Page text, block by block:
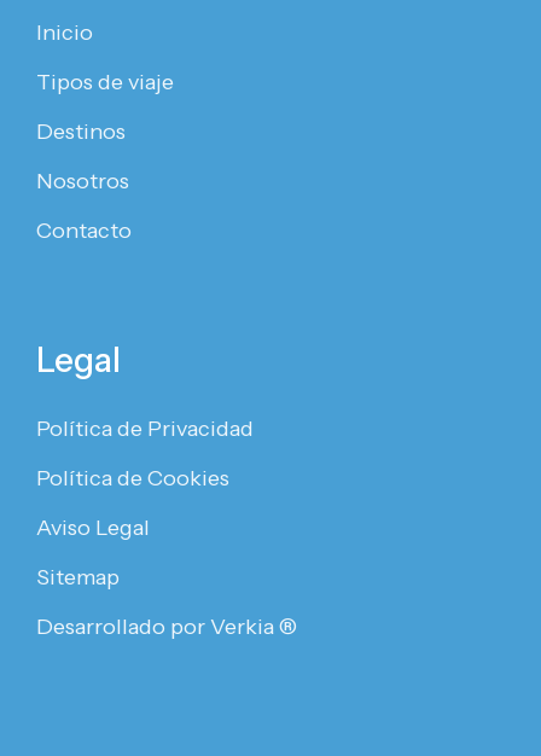
Inicio
Tipos de viaje
Destinos
Nosotros
Contacto
Legal
Política de Privacidad
Política de Cookies
Aviso Legal
Sitemap
Desarrollado por Verkia ®